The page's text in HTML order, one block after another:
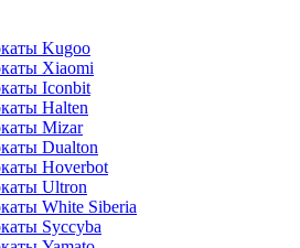
Kugoo
Xiaomi
Iconbit
Halten
Mizar
Dualton
Hoverbot
Ultron
White Siberia
Syccyba